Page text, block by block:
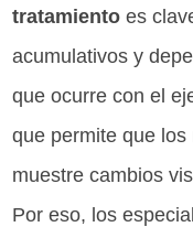
tratamiento es
acumulativos y
que ocurre con el
que permite que
muestre cambios
Por eso, los